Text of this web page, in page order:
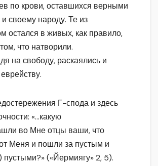
по крови, оставшихся верными
своему народу. Те из
остался в живых, как правило,
что натворили.
на свободу, раскаялись и
Г-спода и здесь
«…какую
во Мне отцы ваши, что
Меня и пошли за пустым и
пустыми?» («Йермиягу» 2, 5).